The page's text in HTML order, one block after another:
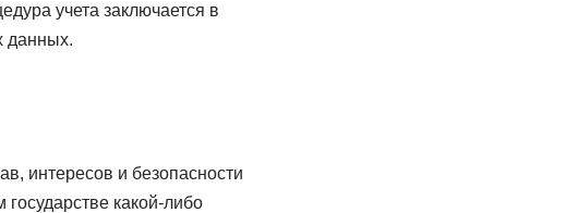
учета заключается в
данных.
интересов и безопасности
какой-либо